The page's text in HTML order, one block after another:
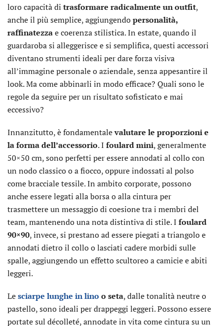
loro capacità di trasformare radicalmente un outfit,
anche il più semplice, aggiungendopersonalità,
raffinatezzae coerenza stilistica. In estate, quando il
guardaroba si alleggerisce e si semplifica, questi accessori
diventano strumenti ideali per dare forza visiva
all’immagine personale o aziendale, senza appesantire il
look. Ma come abbinarli in modo efficace? Quali sono le
regole da seguire per un risultato sofisticato e mai
eccessivo?
Innanzitutto, è fondamentalevalutare le proporzioni e
la forma dell’accessorio. I foulard mini, generalmente
50×50 cm, sono perfetti per essere annodati al collo con
un nodo classico o a fiocco, oppure indossati al polso
come bracciale tessile. In ambito corporate, possono
anche essere legati alla borsa o alla cintura per
trasmettere un messaggio di coesione tra i membri del
team, mantenendo una nota distintiva di stile. I foulard
90×90, invece, si prestano ad essere piegati a triangolo e
annodati dietro il collo o lasciati cadere morbidi sulle
spalle, aggiungendo un effetto scultoreo a camicie e abiti
leggeri.
Lesciarpe lunghe in lino o seta, dalle tonalità neutre o
pastello, sono ideali per drappeggi leggeri. Possono essere
portate sul décolleté, annodate in vita come cintura su un